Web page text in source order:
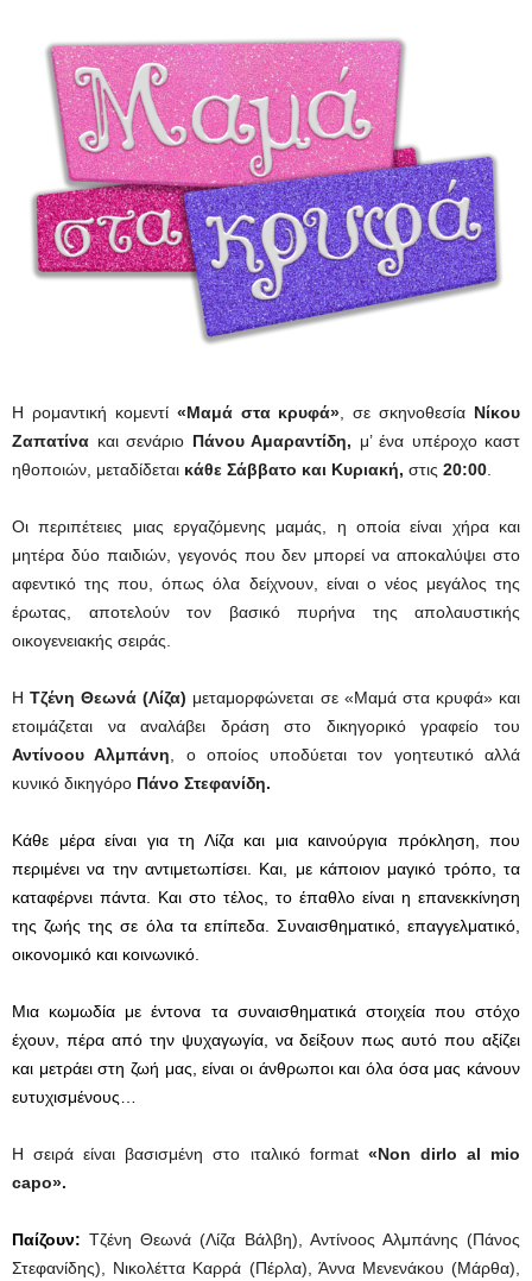
H ρομαντική κομεντί «Μαμά στα κρυφά» , σε σκηνοθεσία Νίκου
Ζαπατίνα και σενάριο Πάνου Αμαραντίδη, μ’ ένα υπέροχο καστ
ηθοποιών, μεταδίδεται κάθε Σάββατο και Κυριακή, στις 20:00
Οι περιπέτειες μιας εργαζόμενης μαμάς, η οποία είναι χήρα και
μητέρα δύο παιδιών, γεγονός που δεν μπορεί να αποκαλύψει στο
αφεντικό της που, όπως όλα δείχνουν, είναι ο νέος μεγάλος της
έρωτας, αποτελούν τον βασικό πυρήνα της απολαυστικής
οικογενειακής σειράς.
ΗΤζένη Θεωνά (Λίζα) μεταμορφώνεται σε «Μαμά στα κρυφά» και
ετοιμάζεται να αναλάβει δράση στο δικηγορικό γραφείο του
Αντίνοου Αλμπάνη , ο οποίος υποδύεται τον γοητευτικό αλλά
κυνικό δικηγόρο Πάνο Στεφανίδη.
Κάθε μέρα είναι για τη Λίζα και μια καινούργια πρόκληση, που
περιμένει να την αντιμετωπίσει. Και, με κάποιον μαγικό τρόπο, τα
καταφέρνει πάντα. Και στο τέλος, το έπαθλο είναι η επανεκκίνηση
της ζωής της σε όλα τα επίπεδα. Συναισθηματικό, επαγγελματικό,
οικονομικό και κοινωνικό.
Μια κωμωδία με έντονα τα συναισθηματικά στοιχεία που στόχο
έχουν, πέρα από την ψυχαγωγία, να δείξουν πως αυτό που αξίζει
και μετράει στη ζωή μας, είναι οι άνθρωποι και όλα όσα μας κάνουν
ευτυχισμένους…
Η σειρά είναι βασισμένη στο ιταλικό format «Non dirlo al mio
capo».
Παίζουν:Τζένη Θεωνά (Λίζα Βάλβη), Αντίνοος Αλμπάνης (Πάνος
Στεφανίδης), Νικολέττα Καρρά (Πέρλα), Άννα Μενενάκου (Μάρθα),